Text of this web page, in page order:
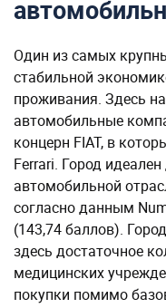
Один из самых
стабильной
проживания. Здесь
автомобильные
концерн FIAT, в
Ferrari. Город
автомобильной
согласно данным
(143,74 баллов).
здесь достаточное
медицинских
покупки помимо